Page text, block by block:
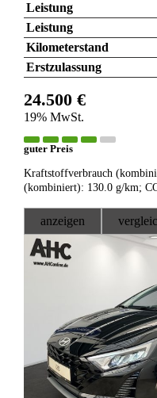
Leistung
Leistung
Kilometerstand
Erstzulassung
24.500 €
19% MwSt.
guter Preis
Kraftstoffverbrauch
(kombiniert): 130.0 g/km;
anzeigen